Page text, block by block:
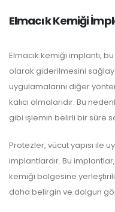
Elmacık Kemiği
Elmacık kemiği implantı,
olarak giderilmesini
uygulamalarını diğer
kalıcı olmalarıdır. Bu
gibi işlemin belirli bir süre
Protezler, vücut yapısı ile
implantlardır. Bu
kemiği bölgesine
daha belirgin ve dolgun